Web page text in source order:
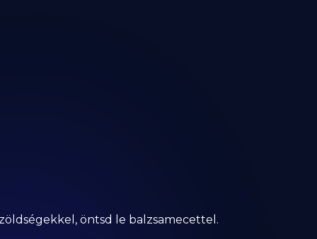
öntsd le balzsamecettel.